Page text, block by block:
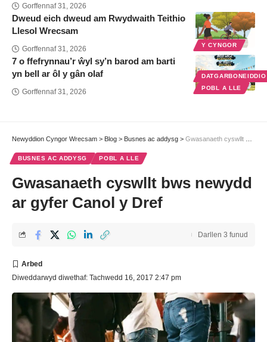
Gorffennaf 31, 2026
Y CYNGOR
Dweud eich dweud am Rwydwaith Teithio
Llesol Wrecsam
Gorffennaf 31, 2026
POBL A LLE
7 o ffefrynnau’r ŵyl sy’n barod am barti
yn bell ar ôl y gân olaf
Gorffennaf 31, 2026
Newyddion Cyngor Wrecsam > Blog > Busnes ac addysg > Gwasanaeth cyswllt bws newydd ar gyfer Canol y Dref
BUSNES AC ADDYSG POBL A LLE
Gwasanaeth cyswllt bws newydd
ar gyfer Canol y Dref
Diweddarwyd diwethaf: Tachwedd 16, 2017 2:47 pm
Darllen 3 funud